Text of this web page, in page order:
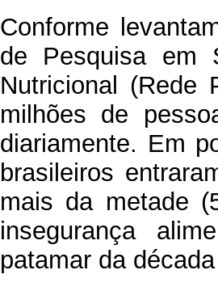
Conforme
de Pesquisa em
Nutricional (Rede
milhões de
diariamente. Em
brasileiros
mais da metade
insegurança
patamar da